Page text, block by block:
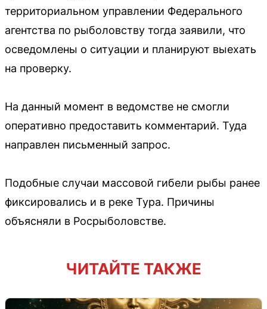
территориальном управлении Федерального
агентства по рыболовству тогда заявили, что
осведомлены о ситуации и планируют выехать
на проверку.
На данный момент в ведомстве не смогли
оперативно предоставить комментарий. Туда
направлен письменный запрос.
Подобные случаи массовой гибели рыбы ранее
фиксировались и в реке Тура. Причины
объясняли в Росрыболовстве.
ЧИТАЙТЕ ТАКЖЕ